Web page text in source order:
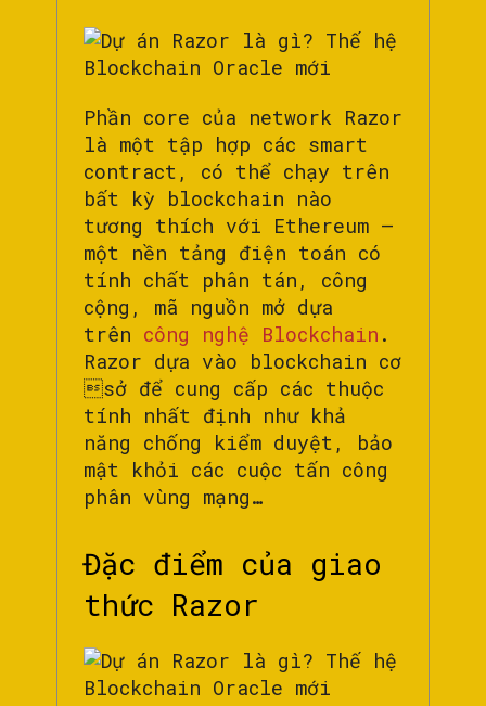
Phần core của network Razor
là một tập hợp các smart
contract, có thể chạy trên
bất kỳ blockchain nào
tương thích với Ethereum –
một nền tảng điện toán có
tính chất phân tán, công
cộng, mã nguồn mở dựa
trên công nghệ Blockchain .
Razor dựa vào blockchain cơ
sở để cung cấp các thuộc
tính nhất định như khả
năng chống kiểm duyệt, bảo
mật khỏi các cuộc tấn công
phân vùng mạng…
Đặc điểm của giao
thức Razor